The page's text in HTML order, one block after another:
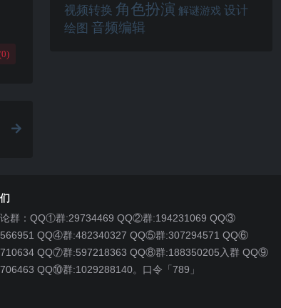
0)
视频转换 角色扮演 解谜游戏 设计
绘图 音频编辑
论群：QQ①群:29734469 QQ②群:194231069 QQ③
QQ④群:482340327 QQ⑤群:307294571 QQ⑥
QQ⑦群:597218363 QQ⑧群:188350205入群 QQ⑨
QQ⑩群:1029288140。口令「789」